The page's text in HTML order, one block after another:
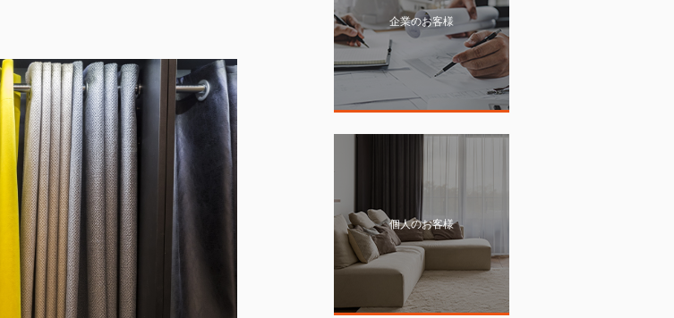
企業のお客様
個人のお客様